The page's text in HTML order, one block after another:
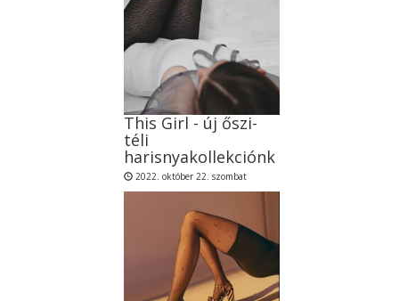
This Girl - új őszi-
téli
harisnyakollekciónk
2022. október 22. szombat